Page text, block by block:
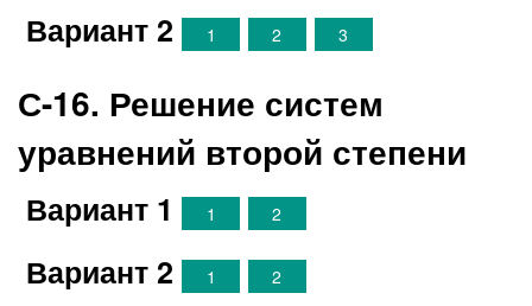
Вариант 2 1 2 3
С-16. Решение систем
уравнений второй степени
Вариант 1 1 2
Вариант 2 1 2